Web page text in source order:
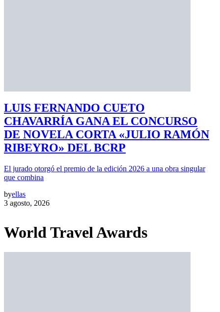
LUIS FERNANDO CUETO
CHAVARRÍA GANA EL CONCURSO
DE NOVELA CORTA «JULIO RAMÓN
RIBEYRO» DEL BCRP
El jurado otorgó el premio de la edición 2026 a una obra singular
que combina
byellas
3 agosto, 2026
World Travel Awards